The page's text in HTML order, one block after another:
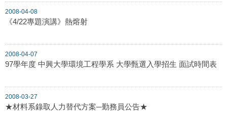
2008-04-08
《4/22專題演講》熱熔射
2008-04-07
97學年度 中興大學環境工程學系 大學甄選入學招生 面試時間表
2008-03-27
★材料系錄取人力替代方案─勤務員公告★